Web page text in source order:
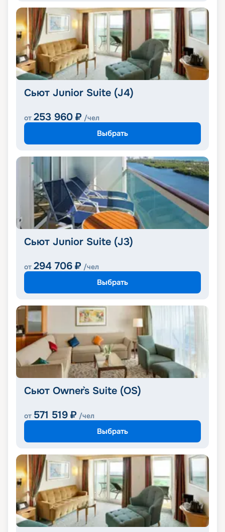
Сьют Junior Suite (J4)
от 253 960 ₽ /чел
Выбрать
Сьют Junior Suite (J3)
от 294 706 ₽ /чел
Выбрать
Сьют Owner`s Suite (OS)
от 571 519 ₽ /чел
Выбрать